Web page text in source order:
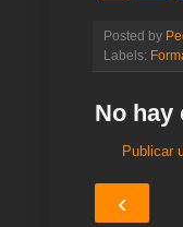
a
m
e
b
o
o
Posted by
Labels:
No hay
Publicar
‹